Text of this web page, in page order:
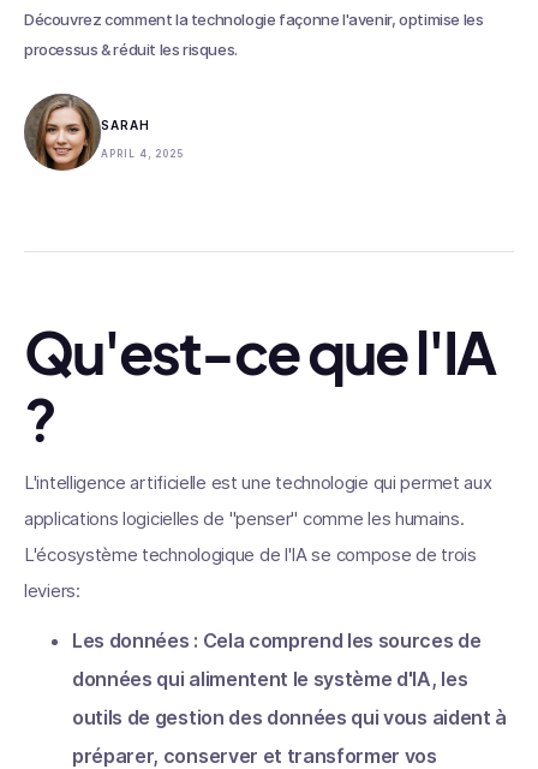
Découvrez comment la technologie façonne l'avenir, optimise les
processus & réduit les risques.
SARAH
APRIL 4, 2025
Qu'est-ce que l'IA
?
L'intelligence artificielle est une technologie qui permet aux
applications logicielles de "penser" comme les humains.
L'écosystème technologique de l'IA se compose de trois
leviers:
Les données : Cela comprend les sources de
données qui alimentent le système d'IA, les
outils de gestion des données qui vous aident à
préparer, conserver et transformer vos